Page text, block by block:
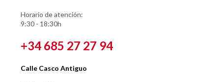
Horario de atención:
9:30 - 18:30h
+34 685 27 27 94
Calle Casco Antiguo